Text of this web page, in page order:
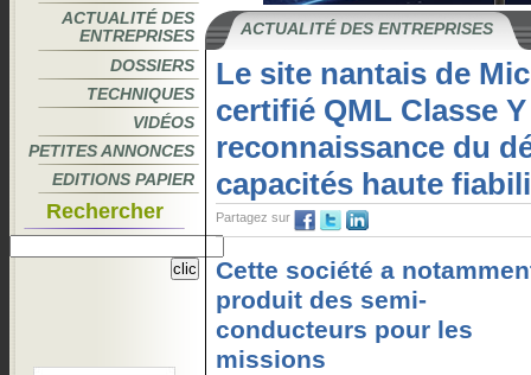
ACTUALITÉ DES
ENTREPRISES
DOSSIERS
TECHNIQUES
VIDÉOS
PETITES ANNONCES
EDITIONS PAPIER
Rechercher
ACTUALITÉ DES ENTREPRISES
Le site nantais de
certifié QML Classe
reconnaissance du
capacités haute
Partagez sur
Cette société a
produit des semi-
conducteurs pour les
missions